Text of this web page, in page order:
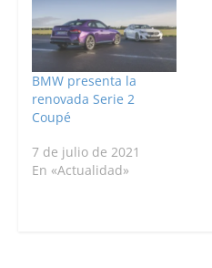
BMW presenta la
renovada Serie 2
Coupé
7 de julio de 2021
En «Actualidad»